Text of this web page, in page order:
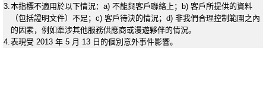
3.本指標不適用於以下情況：a) 不能與客戶聯絡上；b) 客戶所提供的資料
（包括證明文件）不足；c) 客戶待決的情況；d) 非我們合理控制範圍之內
的因素，例如牽涉其他服務供應商或漫遊夥伴的情況。
4.表現受 2013 年 5 月 13 日的個別意外事件影響。